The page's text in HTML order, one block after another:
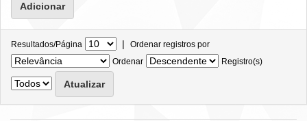
Resultados/Página | Ordenar registros por
Ordenar
Registro(s)